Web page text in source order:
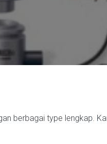
berbagai type lengkap.